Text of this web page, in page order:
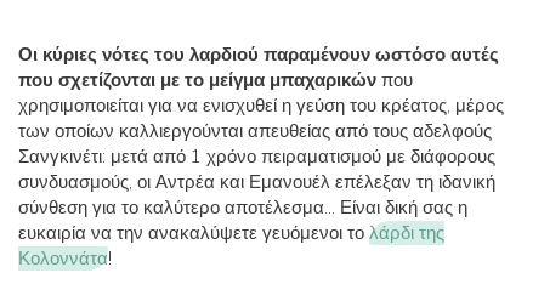
Οι κύριες νότες του λαρδιού παραμένουν ωστόσο αυτές
που σχετίζονται με το μείγμα μπαχαρικών που
χρησιμοποιείται για να ενισχυθεί η γεύση του κρέατος, μέρος
των οποίων καλλιεργούνται απευθείας από τους αδελφούς
Σανγκινέτι: μετά από 1 χρόνο πειραματισμού με διάφορους
συνδυασμούς, οι Αντρέα και Εμανουέλ επέλεξαν τη ιδανική
σύνθεση για το καλύτερο αποτέλεσμα... Είναι δική σας η
ευκαιρία να την ανακαλύψετε γευόμενοι το λάρδι της
Κολοννάτα!